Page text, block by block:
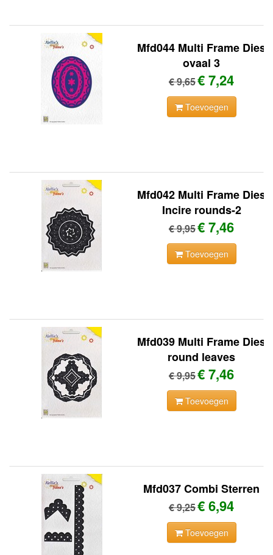
Mfd044 Multi Frame Dies
ovaal 3
€ 9,65€ 7,24
Toevoegen
Mfd042 Multi Frame Dies
Incire rounds-2
€ 9,95€ 7,46
Toevoegen
Mfd039 Multi Frame Dies
round leaves
€ 9,95€ 7,46
Toevoegen
Mfd037 Combi Sterren
€ 9,25€ 6,94
Toevoegen